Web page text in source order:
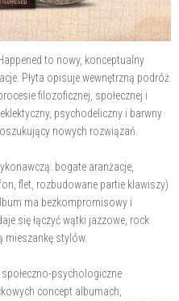
to nowy, konceptualny
Płyta opisuje wewnętrzną podróż
filozoficznej, społecznej i
psychodeliczny i barwny
nowych rozwiązań.
bogate aranżacje,
flet, rozbudowane partie klawiszy)
ma bezkompromisowy i
się łączyć wątki jazzowe, rock
mieszankę stylów.
społeczno-psychologiczne
concept albumach,